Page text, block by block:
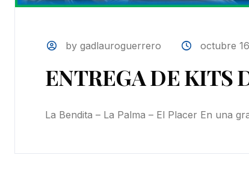
by gadlauroguerrero octubre
ENTREGA DE KITS
La Bendita – La Palma – El Placer En una